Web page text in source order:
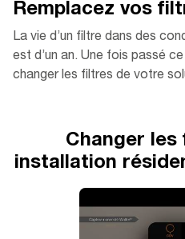
Remplacez vos
La vie d’un filtre dans des
est d’un an. Une fois passé
changer les filtres de votre
Changer
installation